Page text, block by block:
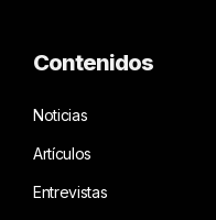
Contenidos
Noticias
Artículos
Entrevistas